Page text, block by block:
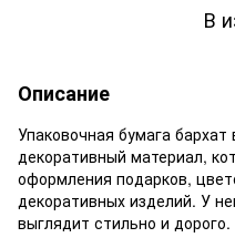
В
Описание
Упаковочная бумага
декоративный материал,
оформления подарков,
декоративных изделий. У
выглядит стильно и дорого.